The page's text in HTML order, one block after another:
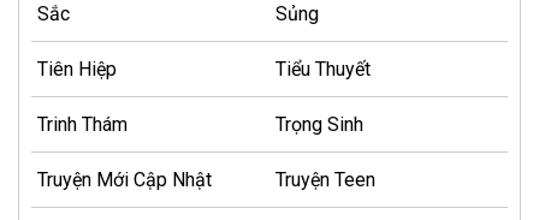
Sắc Sủng
Tiên Hiệp Tiểu Thuyết
Trinh Thám Trọng Sinh
Truyện Mới Cập Nhật Truyện Teen